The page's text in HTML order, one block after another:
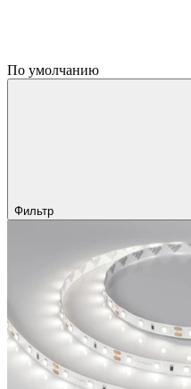
По умолчанию
Фильтр